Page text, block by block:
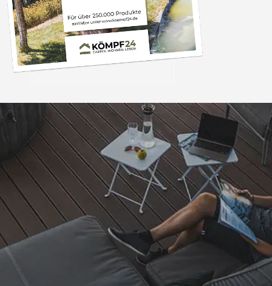
Trusted Shops
4,81/ 5
25.948 Bewertungen
„- Retouren
umgehend
Auszeichnungen